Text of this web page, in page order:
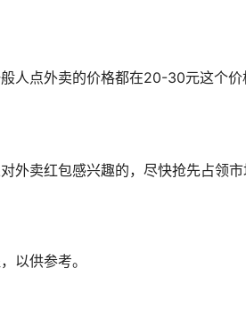
人点外卖的价格都在20-30元这个价
外卖红包感兴趣的，尽快抢先占领市
以供参考。